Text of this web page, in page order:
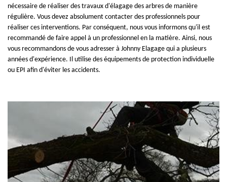
nécessaire de réaliser des travaux d'élagage des arbres de manière
régulière. Vous devez absolument contacter des professionnels pour
réaliser ces interventions. Par conséquent, nous vous informons qu'il est
recommandé de faire appel à un professionnel en la matière. Ainsi, nous
vous recommandons de vous adresser à Johnny Elagage qui a plusieurs
années d'expérience. Il utilise des équipements de protection individuelle
ou EPI afin d'éviter les accidents.